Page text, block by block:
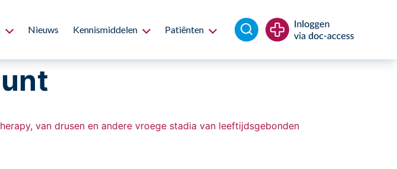
Nieuws Kennismiddelen Patiënten
van drusen en andere vroege stadia van leeftijdsgebonden